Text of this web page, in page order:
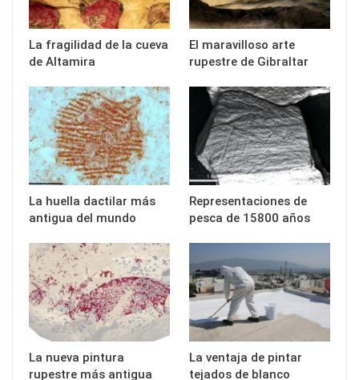
La fragilidad de la cueva
de Altamira
El maravilloso arte
rupestre de Gibraltar
La huella dactilar más
antigua del mundo
Representaciones de
pesca de 15800 años
La nueva pintura
rupestre más antigua
La ventaja de pintar
tejados de blanco